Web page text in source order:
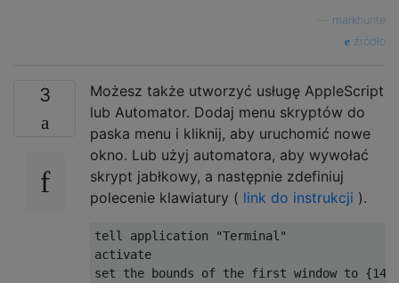
markhunte
źródło
3
Możesz także utworzyć usługę AppleScript
lub Automator. Dodaj menu skryptów do
paska menu i kliknij, aby uruchomić nowe
okno. Lub użyj automatora, aby wywołać
skrypt jabłkowy, a następnie zdefiniuj
polecenie klawiatury ( link do instrukcji ).
tell application
"Terminal"
set the bounds of the first window to {140